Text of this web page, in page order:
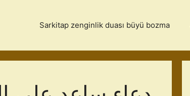
Sarkitap zenginlik duası büyü bozma